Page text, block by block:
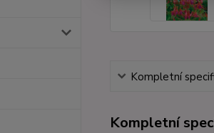
Kompletní
Kompletní